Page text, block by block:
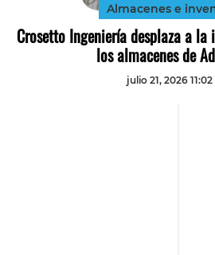
Almacenes e
Crosetto Ingeniería desplaza a
los almacenes de
julio 21, 2026